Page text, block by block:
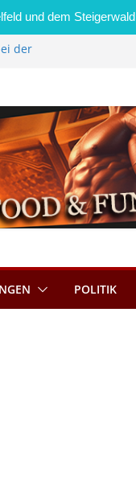
und dem Steigerwald
der
POLITIK